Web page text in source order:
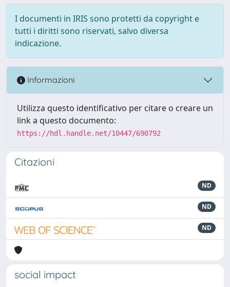
I documenti in IRIS sono protetti da copyright e
tutti i diritti sono riservati, salvo diversa
indicazione.
Informazioni
Utilizza questo identificativo per citare o creare un
link a questo documento:
https://hdl.handle.net/10447/690792
Citazioni
ND
ND
ND
social impact